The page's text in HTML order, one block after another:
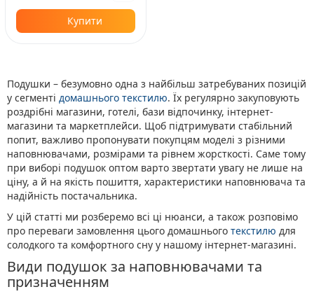
Купити
Подушки – безумовно одна з найбільш затребуваних позицій
у сегменті домашнього текстилю. Їх регулярно закуповують
роздрібні магазини, готелі, бази відпочинку, інтернет-
магазини та маркетплейси. Щоб підтримувати стабільний
попит, важливо пропонувати покупцям моделі з різними
наповнювачами, розмірами та рівнем жорсткості. Саме тому
при виборі подушок оптом варто звертати увагу не лише на
ціну, а й на якість пошиття, характеристики наповнювача та
надійність постачальника.
У цій статті ми розберемо всі ці нюанси, а також розповімо
про переваги замовлення цього домашнього текстилю для
солодкого та комфортного сну у нашому інтернет-магазині.
Види подушок за наповнювачами та
призначенням